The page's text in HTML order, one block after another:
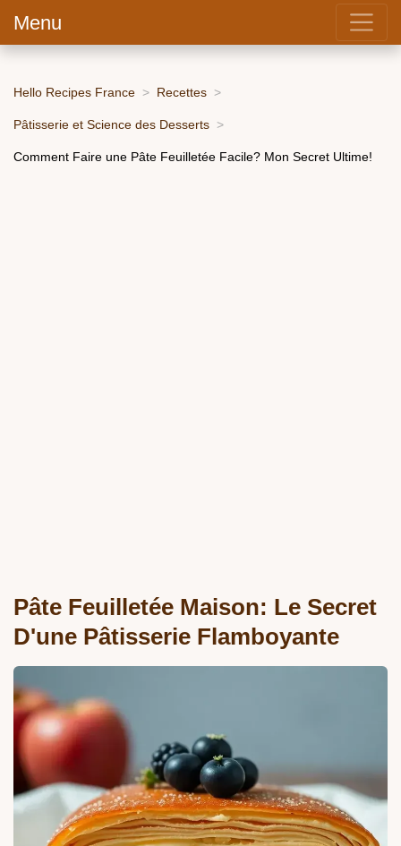
Menu
Hello Recipes France Recettes
Pâtisserie et Science des Desserts
Comment Faire une Pâte Feuilletée Facile? Mon Secret Ultime!
Pâte Feuilletée Maison: Le Secret
D'une Pâtisserie Flamboyante